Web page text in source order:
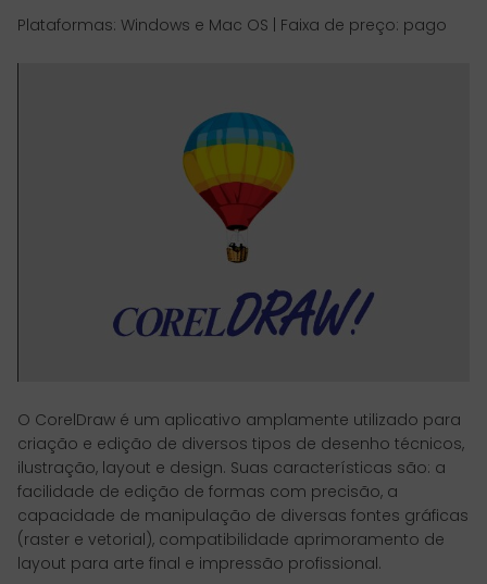
Plataformas: Windows e Mac OS | Faixa de preço: pago
O CorelDraw é um aplicativo amplamente utilizado para
criação e edição de diversos tipos de desenho técnicos,
ilustração, layout e design. Suas características são: a
facilidade de edição de formas com precisão, a
capacidade de manipulação de diversas fontes gráficas
(raster e vetorial), compatibilidade aprimoramento de
layout para arte final e impressão profissional.